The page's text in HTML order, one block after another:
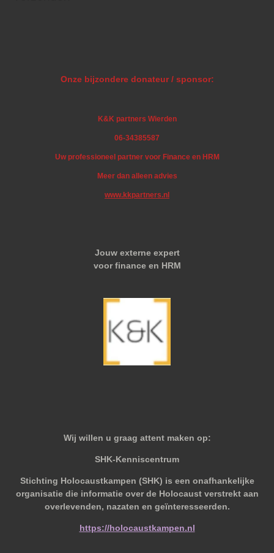
Onze bijzondere donateur / sponsor:
K&K partners Wierden
06-34385587
Uw professioneel partner voor Finance en HRM
Meer dan alleen advies
www.kkpartners.nl
Jouw externe expert
voor finance en HRM
Wij willen u graag attent maken op:
SHK-Kenniscentrum
Stichting Holocaustkampen (SHK) is een onafhankelijke
organisatie die informatie over de Holocaust verstrekt aan
overlevenden, nazaten en geïnteresseerden.
https://holocaustkampen.nl